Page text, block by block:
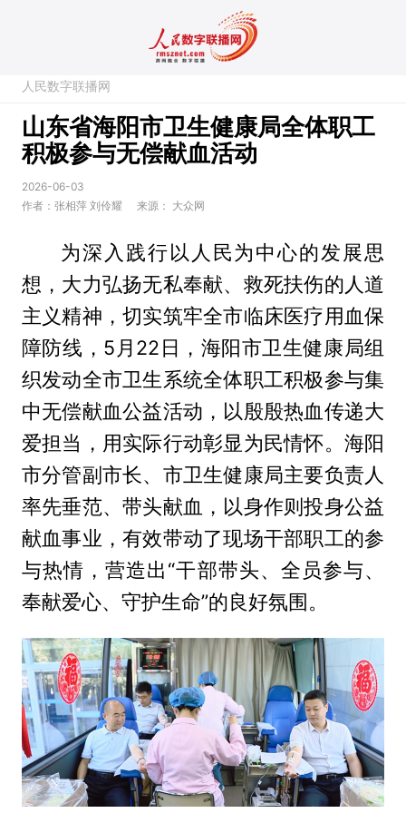
人民数字联播网
山东省海阳市卫生健康局全体职工
积极参与无偿献血活动
2026-06-03
作者：张相萍 刘伶耀
来源： 大众网
为深入践行以人民为中心的发展思
想，大力弘扬无私奉献、救死扶伤的人道
主义精神，切实筑牢全市临床医疗用血保
障防线，5月22日，海阳市卫生健康局组
织发动全市卫生系统全体职工积极参与集
中无偿献血公益活动，以殷殷热血传递大
爱担当，用实际行动彰显为民情怀。海阳
市分管副市长、市卫生健康局主要负责人
率先垂范、带头献血，以身作则投身公益
献血事业，有效带动了现场干部职工的参
与热情，营造出“干部带头、全员参与、
奉献爱心、守护生命”的良好氛围。